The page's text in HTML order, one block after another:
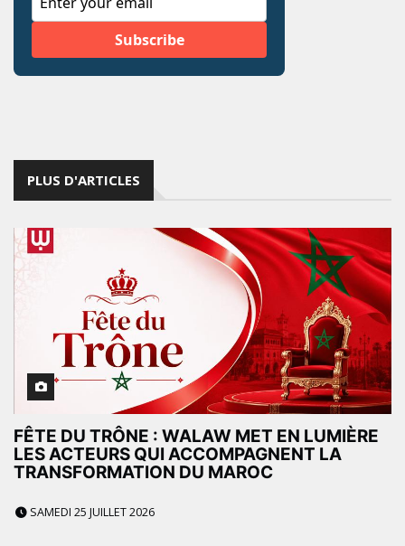
PLUS D'ARTICLES
FÊTE DU TRÔNE : WALAW MET EN LUMIÈRE
LES ACTEURS QUI ACCOMPAGNENT LA
TRANSFORMATION DU MAROC
SAMEDI 25 JUILLET 2026